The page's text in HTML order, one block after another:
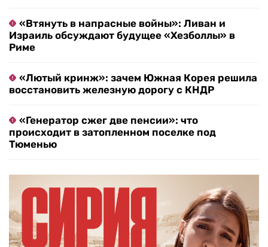
«Втянуть в напрасные войны»: Ливан и
Израиль обсуждают будущее «Хезболлы» в
Риме
«Лютый кринж»: зачем Южная Корея решила
восстановить железную дорогу с КНДР
«Генератор сжег две пенсии»: что
происходит в затопленном поселке под
Тюменью